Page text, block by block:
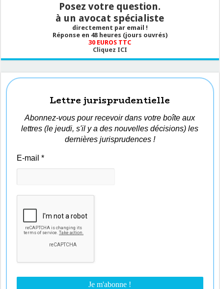
Posez votre question.
à un avocat spécialiste
directement par email !
Réponse en 48 heures (jours ouvrés)
30 EUROS TTC
Cliquez ICI
Lettre jurisprudentielle
Abonnez-vous pour recevoir dans votre boîte aux
lettres (le jeudi, s'il y a des nouvelles décisions) les
dernières jurisprudences !
E-mail*